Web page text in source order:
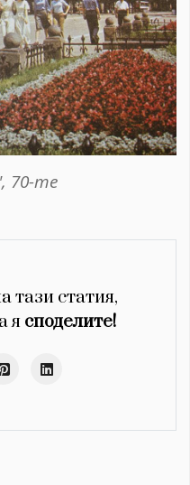
70-те
тази статия,
я споделите!